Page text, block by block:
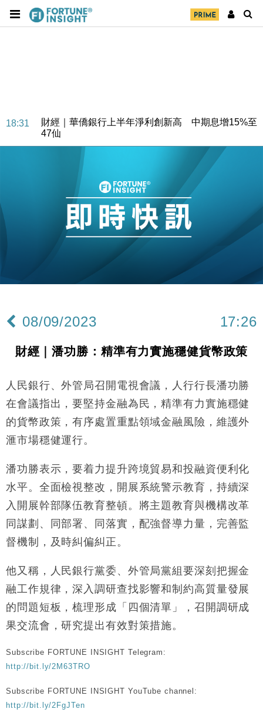
18:31
財經｜華僑銀行上半年淨利創新高 中期息增15%至
47仙
財經｜滙豐上調香港今年GDP預測至4.5% 看好貿易
及消費表現
本地｜假冒內地執法人員要求交「保證金」 43歲女子
損失近6900萬元
財經｜日經失守6.5萬點後回穩 全周仍升近2%
15:47
財經｜恒隆10月換帥 玩具「反」斗城亞洲CEO蔡德
財經｜韓股反覆波動收跌 連挫7周創逾3年最長跌勢
12:44
財經｜日本春季三度入市撐日圓 4月單日斥6.28萬億
11:12
國際｜特朗普料美伊戰事快結束 承認部分彈藥庫存緊
15:59
財經｜SA售股自救後再出手 斥4億美元押注未上市公
司
18:31
財經｜華僑銀行上半年淨利創新高 中期息增15%至
47仙
17:33
財經｜滙豐上調香港今年GDP預測至4.5% 看好貿易
16:47
本地｜假冒內地執法人員要求交「保證金」 43歲女子
損失近6900萬元
16:05
財經｜日經失守6.5萬點後回穩 全周仍升近2%
15:47
粦接任
15:11
財經｜韓股反覆波動收跌 連挫7周創逾3年最長跌勢
13:44
財經｜內地7月美元計價出口增近24%勝預期 貿易順
差達1125億美元
12:44
財經｜日本春季三度入市撐日圓 4月單日斥6.28萬億
日圓干預創新高
11:12
國際｜特朗普料美伊戰事快結束 承認部分彈藥庫存緊
張
司
08/09/2023 17:26
財經｜潘功勝：精準有力實施穩健貨幣政策
人民銀行、外管局召開電視會議，人行行長潘功勝
在會議指出，要堅持金融為民，精準有力實施穩健
的貨幣政策，有序處置重點領域金融風險，維護外
滙市場穩健運行。
潘功勝表示，要着力提升跨境貿易和投融資便利化
水平。全面檢視整改，開展系統警示教育，持續深
入開展幹部隊伍教育整頓。將主題教育與機構改革
同謀劃、同部署、同落實，配強督導力量，完善監
督機制，及時糾偏糾正。
他又稱，人民銀行黨委、外管局黨組要深刻把握金
融工作規律，深入調研查找影響和制約高質量發展
的問題短板，梳理形成「四個清單」，召開調研成
果交流會，研究提出有效對策措施。
Subscribe FORTUNE INSIGHT Telegram:
http://bit.ly/2M63TRO
Subscribe FORTUNE INSIGHT YouTube channel:
http://bit.ly/2FgJTen